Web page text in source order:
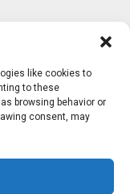
like cookies to
to these
browsing behavior or
consent, may